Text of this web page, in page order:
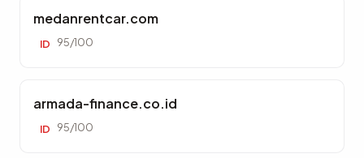
medanrentcar.com
ID 95/100
armada-finance.co.id
ID 95/100